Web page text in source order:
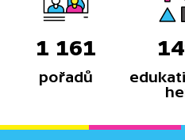
1 161
pořadů